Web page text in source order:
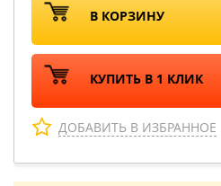
В КОРЗИНУ
КУПИТЬ В 1 КЛИК
ДОБАВИТЬ В ИЗБРАННОЕ